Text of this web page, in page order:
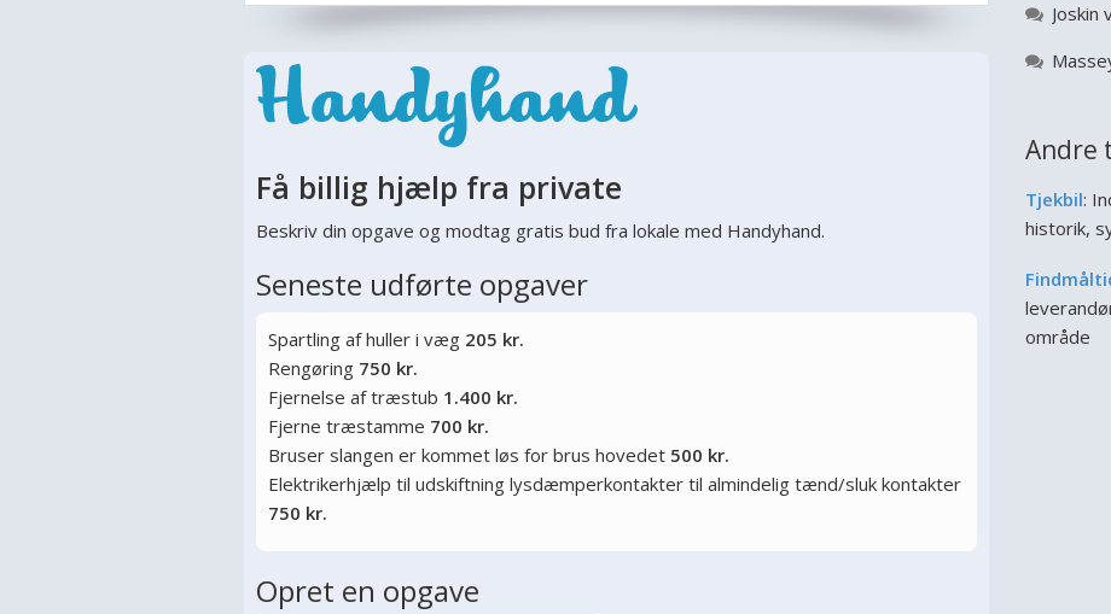
Få billig hjælp fra private
Beskriv din opgave og modtag gratis bud fra lokale med Handyhand.
Seneste udførte opgaver
Spartling af huller i væg 205 kr.
Rengøring 750 kr.
Fjernelse af træstub 1.400 kr.
Fjerne træstamme 700 kr.
Bruser slangen er kommet løs for brus hovedet 500 kr.
Elektrikerhjælp til udskiftning lysdæmperkontakter til almindelig tænd/sluk kontakter
750 kr.
Opret en opgave
Joskin
Andre
Tjekbil:
historik,
område